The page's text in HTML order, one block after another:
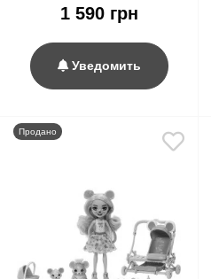
1 590 грн
Уведомить
Продано